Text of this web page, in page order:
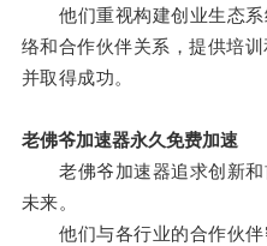
他们重视构建创业生态系
络和合作伙伴关系，提供培
并取得成功。
老佛爷加速器永久免费加速
老佛爷加速器追求创新和
未来。
他们与各行业的合作伙伴